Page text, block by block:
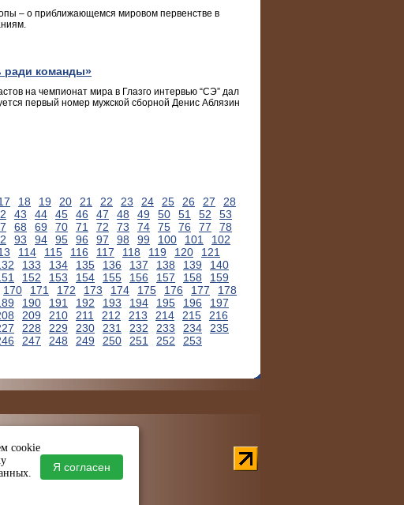
– о приближающемся мировом первенстве в
ради команды»
на чемпионат мира в Глазго интервью “СЭ” дал
первый номер мужской сборной Денис Аблязин
18 19 20 21 22 23 24 25 26 27
28
43 44 45 46 47 48 49 50 51 52
53
68 69 70 71 72 73 74 75 76 77
78
93 94 95 96 97 98 99 100 101
102
114 115 116 117 118 119 120
121
133 134 135 136 137 138 139
140
152 153 154 155 156 157 158
159
170 171 172 173 174 175 176 177
178
190 191 192 193 194 195 196
197
209 210 211 212 213 214 215
216
228 229 230 231 232 233 234
235
247 248 249 250 251 252 253
cookie
Я согласен